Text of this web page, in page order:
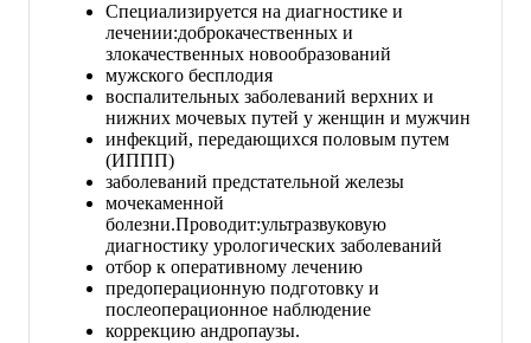
Специализируется на диагностике и
лечении:доброкачественных и
злокачественных новообразований
мужского бесплодия
воспалительных заболеваний верхних и
нижних мочевых путей у женщин и мужчин
инфекций, передающихся половым путем
(ИППП)
заболеваний предстательной железы
мочекаменной
болезни.Проводит:ультразвуковую
диагностику урологических заболеваний
отбор к оперативному лечению
предоперационную подготовку и
послеоперационное наблюдение
коррекцию андропаузы.